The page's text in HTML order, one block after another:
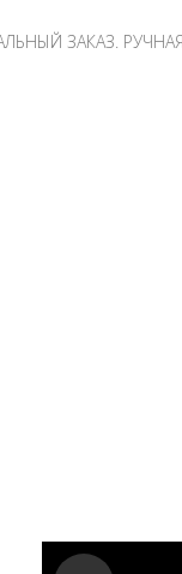
ЗАКАЗ.